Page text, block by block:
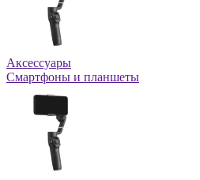
Аксессуары
Смартфоны и планшеты